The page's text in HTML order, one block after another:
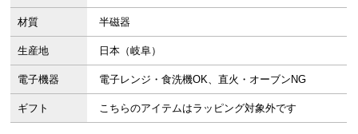
材質 半磁器
生産地 日本（岐阜）
電子機器 電子レンジ・食洗機OK、直火・オーブンNG
ギフト こちらのアイテムはラッピング対象外です